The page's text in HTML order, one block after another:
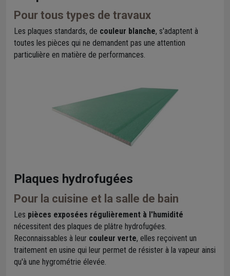
Pour tous types de travaux
Les plaques standards, de couleur blanche, s'adaptent à
toutes les pièces qui ne demandent pas une attention
particulière en matière de performances.
Plaques hydrofugées
Pour la cuisine et la salle de bain
Les pièces exposées régulièrement à l'humidité
nécessitent des plaques de plâtre hydrofugées.
Reconnaissables à leur couleur verte, elles reçoivent un
traitement en usine qui leur permet de résister à la vapeur ainsi
qu'à une hygrométrie élevée.